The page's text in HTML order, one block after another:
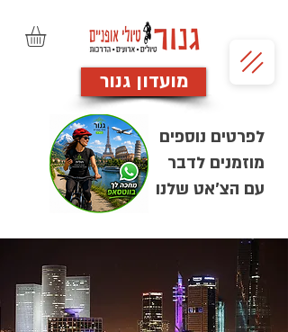
מועדון גנור
לפרטים נוספים
מוזמנים לדבר
עם הצ'אט שלנו